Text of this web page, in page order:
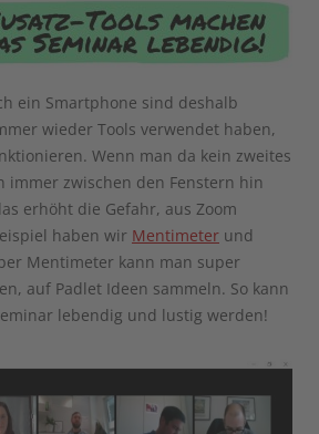
ein Smartphone sind deshalb
wieder Tools verwendet haben,
Wenn man da kein zweites
immer zwischen den Fenstern hin
erhöht die Gefahr, aus Zoom
haben wir Mentimeter und
Mentimeter kann man super
auf Padlet Ideen sammeln. So kann
lebendig und lustig werden!